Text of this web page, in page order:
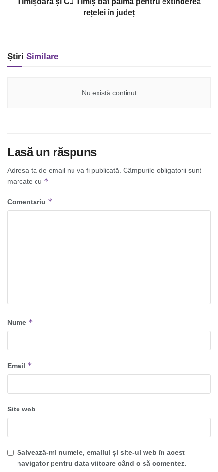
Timișoara și CJ Timiș bat palma pentru extinderea
rețelei în județ
Știri Similare
Nu există conținut
Lasă un răspuns
Adresa ta de email nu va fi publicată. Câmpurile obligatorii sunt
marcate cu *
Comentariu *
Nume *
Email *
Site web
Salvează-mi numele, emailul și site-ul web în acest
navigator pentru data viitoare când o să comentez.